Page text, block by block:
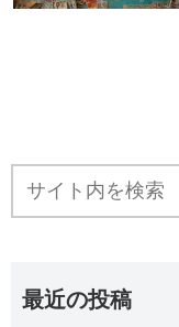
最近の投稿